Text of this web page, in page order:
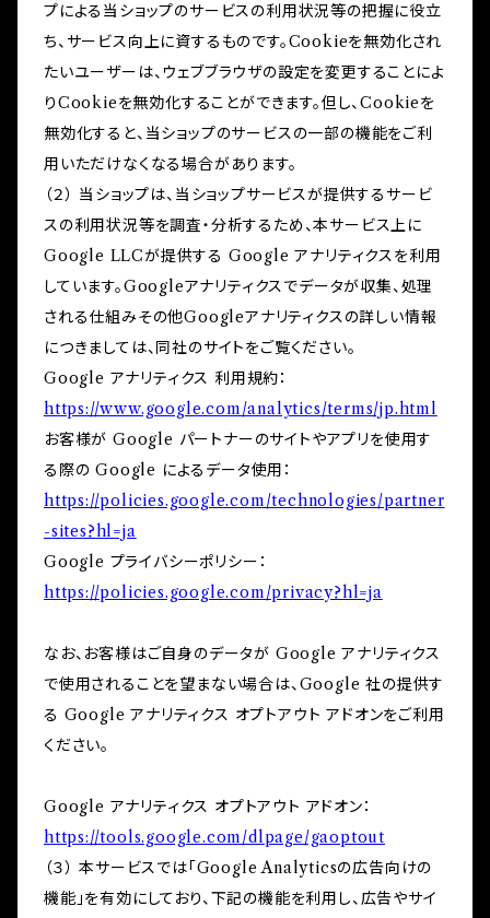
プによる当ショップのサービスの利用状況等の把握に役立
ち、サービス向上に資するものです。Cookieを無効化され
たいユーザーは、ウェブブラウザの設定を変更することによ
りCookieを無効化することができます。但し、Cookieを
無効化すると、当ショップのサービスの一部の機能をご利
用いただけなくなる場合があります。
（２） 当ショップは、当ショップサービスが提供するサービ
スの利用状況等を調査・分析するため、本サービス上に
Google LLCが提供する Google アナリティクスを利用
しています。Googleアナリティクスでデータが収集、処理
される仕組みその他Googleアナリティクスの詳しい情報
につきましては、同社のサイトをご覧ください。
Google アナリティクス 利用規約：
https://www.google.com/analytics/terms/jp.html
お客様が Google パートナーのサイトやアプリを使用す
る際の Google によるデータ使用：
https://policies.google.com/technologies/partner
-sites?hl=ja
Google プライバシーポリシー：
https://policies.google.com/privacy?hl=ja
なお、お客様はご自身のデータが Google アナリティクス
で使用されることを望まない場合は、Google 社の提供す
る Google アナリティクス オプトアウト アドオンをご利用
ください。
Google アナリティクス オプトアウト アドオン：
https://tools.google.com/dlpage/gaoptout
（３） 本サービスでは「Google Analyticsの広告向けの
機能」を有効にしており、下記の機能を利用し、広告やサイ